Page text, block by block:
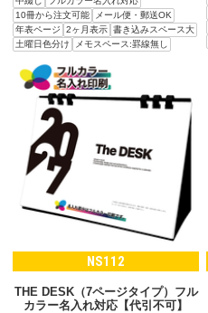
10冊から注文可能
メール便・郵送OK
年表ページ
2ヶ月表示 書き込みスペース大
土曜日色分け
メモスペース:罫線無し
NS112
THE DESK（7ページタイプ）フル
カラー名入れ対応【代引不可】